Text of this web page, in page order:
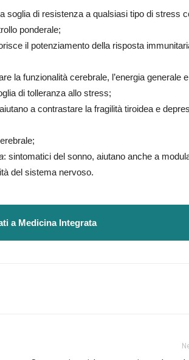
soglia di resistenza a qualsiasi tipo di stress
ponderale;
il potenziamento della risposta
la funzionalità cerebrale, l’energia generale
di tolleranza allo stress;
a contrastare la fragilità tiroidea e
: sintomatici del sonno, aiutano anche a
del sistema nervoso.
a Medicina Integrata